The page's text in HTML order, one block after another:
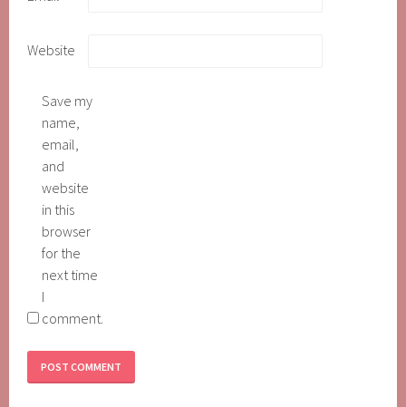
Website
Save my
name,
email,
and
website
in this
browser
for the
next time
I
comment.